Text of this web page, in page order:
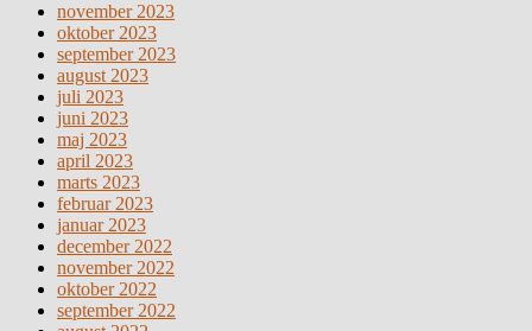
november 2023
oktober 2023
september 2023
august 2023
juli 2023
juni 2023
maj 2023
april 2023
marts 2023
februar 2023
januar 2023
december 2022
november 2022
oktober 2022
september 2022